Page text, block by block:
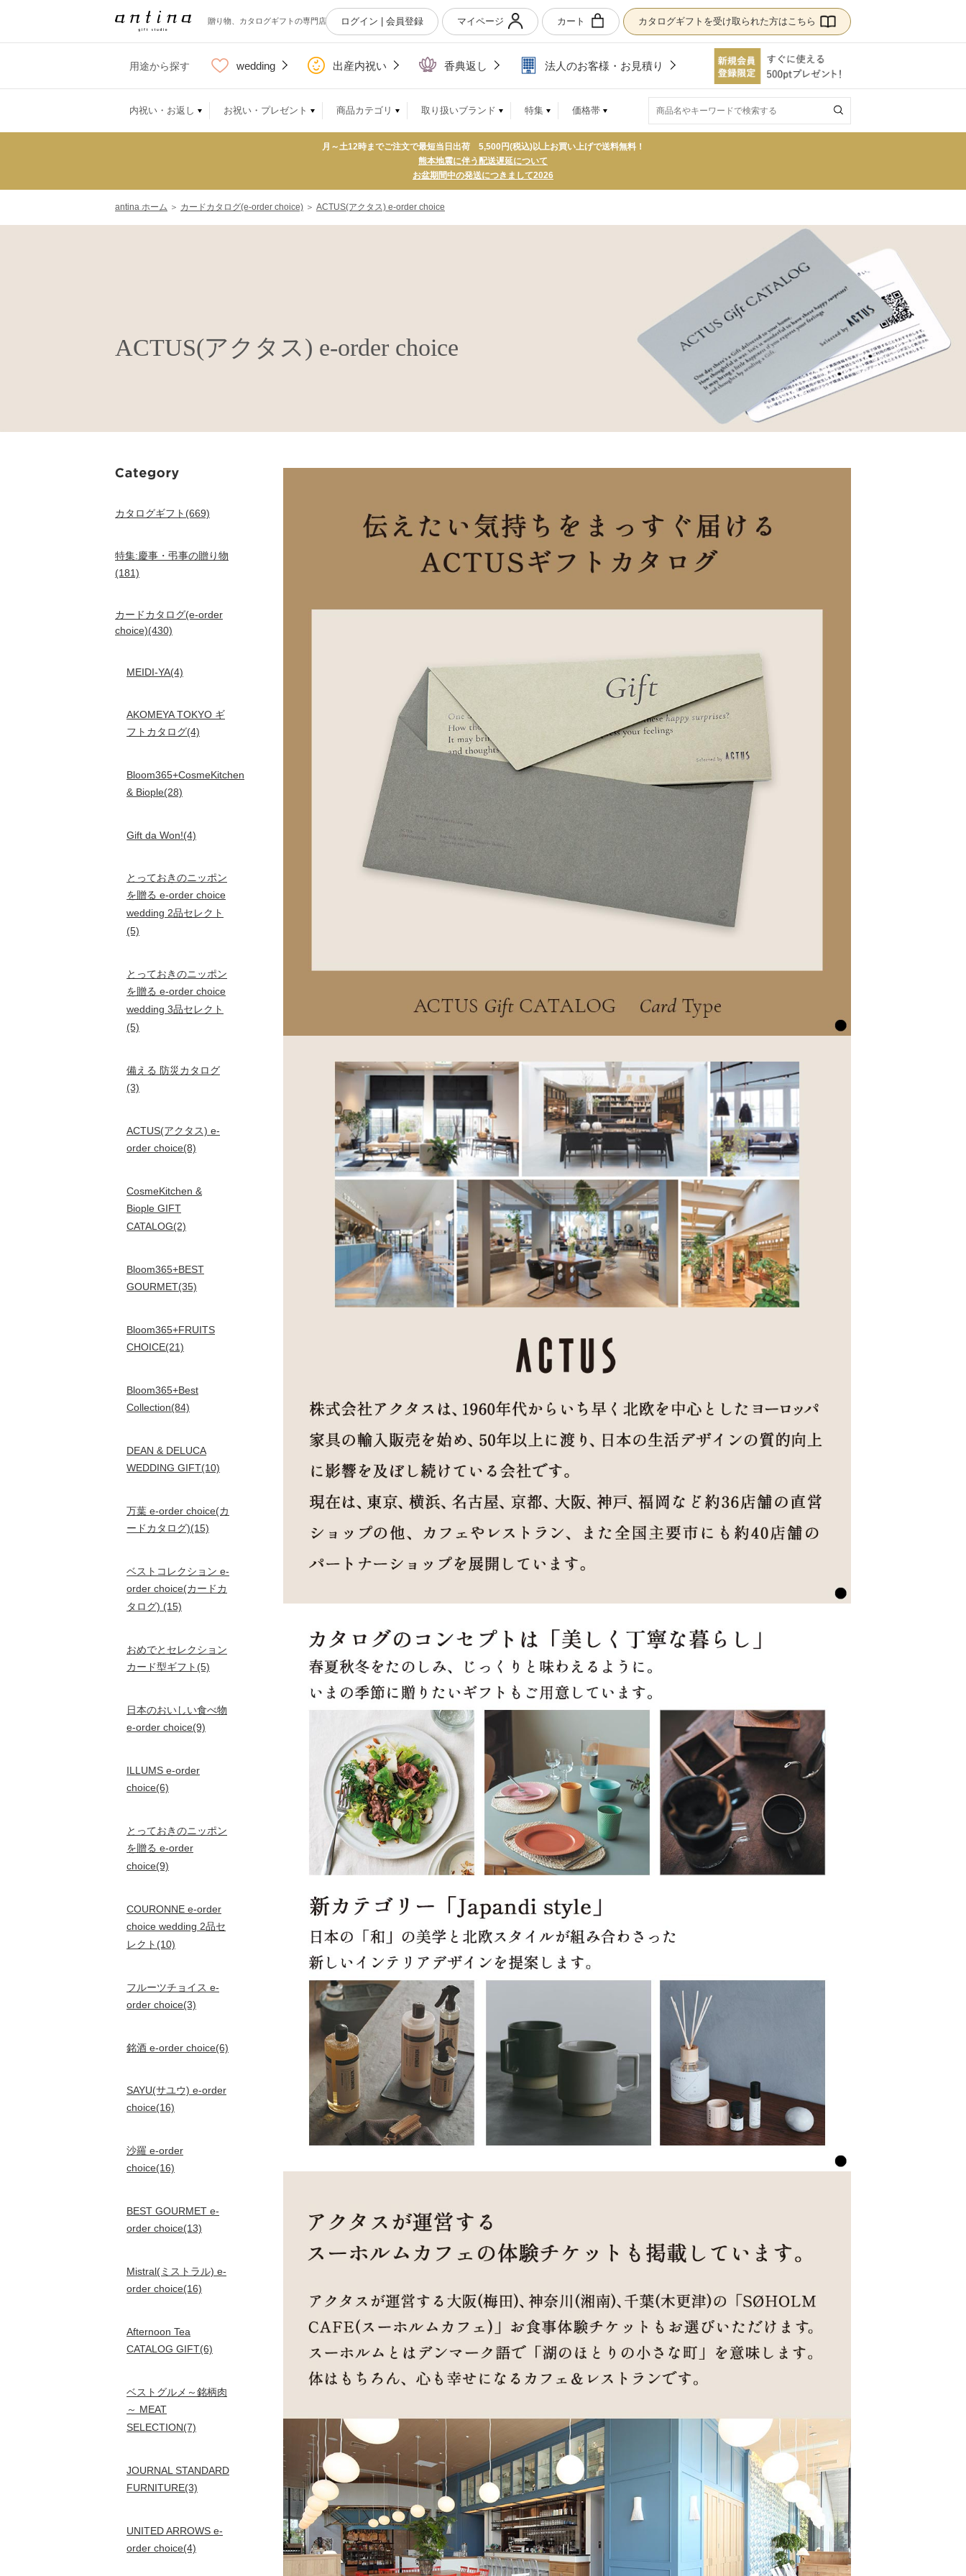
贈り物、カタログギフトの専門店 ログイン | 会員登録 マイページ カート カタログギフトを受け取られた方はこちら
用途から探す wedding 出産内祝い 香典返し 法人のお客様・お見積り
内祝い・お返し お祝い・プレゼント 商品カテゴリ 取り扱いブランド 特集 価格帯
月～土12時までご注文で最短当日出荷 5,500円(税込)以上お買い上げで送料無料！
熊本地震に伴う配送遅延について
お盆期間中の発送につきまして2026
antina ホーム ＞ カードカタログ(e-order choice) ＞ ACTUS(アクタス) e-order choice
ACTUS(アクタス) e-order choice
カタログギフト(669)
特集:慶事・弔事の贈り物
(181)
カードカタログ(e-order
choice)(430)
MEIDI-YA(4)
AKOMEYA TOKYO ギ
フトカタログ(4)
Bloom365+CosmeKitchen
& Biople(28)
Gift da Won!(4)
とっておきのニッポン
を贈る e-order choice
wedding 2品セレクト
(5)
とっておきのニッポン
を贈る e-order choice
wedding 3品セレクト
(5)
備える 防災カタログ
(3)
ACTUS(アクタス) e-
order choice(8)
CosmeKitchen &
Biople GIFT
CATALOG(2)
Bloom365+BEST
GOURMET(35)
Bloom365+FRUITS
CHOICE(21)
Bloom365+Best
Collection(84)
DEAN & DELUCA
WEDDING GIFT(10)
万葉 e-order choice(カ
ードカタログ)(15)
ベストコレクション e-
order choice(カードカ
タログ) (15)
おめでとセレクション
カード型ギフト(5)
日本のおいしい食べ物
e-order choice(9)
ILLUMS e-order
choice(6)
とっておきのニッポン
を贈る e-order
choice(9)
COURONNE e-order
choice wedding 2品セ
レクト(10)
フルーツチョイス e-
order choice(3)
銘酒 e-order choice(6)
SAYU(サユウ) e-order
choice(16)
沙羅 e-order
choice(16)
BEST GOURMET e-
order choice(13)
Mistral(ミストラル) e-
order choice(16)
Afternoon Tea
CATALOG GIFT(6)
ベストグルメ～銘柄肉
～ MEAT
SELECTION(7)
JOURNAL STANDARD
FURNITURE(3)
UNITED ARROWS e-
order choice(4)